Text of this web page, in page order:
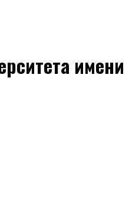
имени